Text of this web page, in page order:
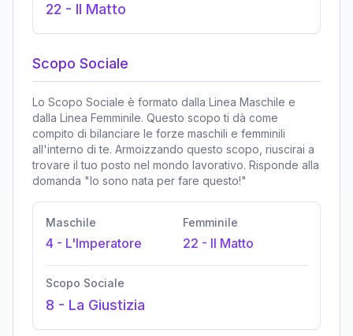
22 - Il Matto
Scopo Sociale
Lo Scopo Sociale è formato dalla Linea Maschile e
dalla Linea Femminile. Questo scopo ti dà come
compito di bilanciare le forze maschili e femminili
all'interno di te. Armoizzando questo scopo, riuscirai a
trovare il tuo posto nel mondo lavorativo. Risponde alla
domanda "Io sono nata per fare questo!"
Maschile
4 - L'Imperatore
Femminile
22 - Il Matto
Scopo Sociale
8 - La Giustizia